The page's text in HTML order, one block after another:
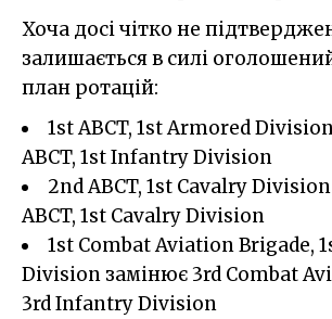
Хоча досі чітко не
залишається в силі
план ротацій:
1st ABCT, 1st Armored
ABCT, 1st Infantry Division
2nd ABCT, 1st Cavalry
ABCT, 1st Cavalry Division
1st Combat Aviation Brigade,
Division замінює 3rd Combat
3rd Infantry Division